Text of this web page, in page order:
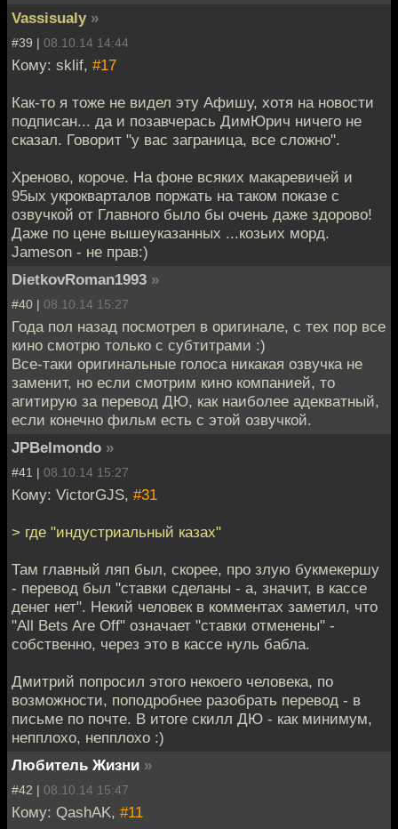
Vassisualy »
#39 | 08.10.14 14:44
Кому: sklif, #17
Как-то я тоже не видел эту Афишу, хотя на новости
подписан... да и позавчерась ДимЮрич ничего не
сказал. Говорит "у вас заграница, все сложно".
Хреново, короче. На фоне всяких макаревичей и
95ых укрокварталов поржать на таком показе с
озвучкой от Главного было бы очень даже здорово!
Даже по цене вышеуказанных ...козьих морд.
Jameson - не прав:)
DietkovRoman1993 »
#40 | 08.10.14 15:27
Года пол назад посмотрел в оригинале, с тех пор все
кино смотрю только с субтитрами :)
Все-таки оригинальные голоса никакая озвучка не
заменит, но если смотрим кино компанией, то
агитирую за перевод ДЮ, как наиболее адекватный,
если конечно фильм есть с этой озвучкой.
JPBelmondo »
#41 | 08.10.14 15:27
Кому: VictorGJS, #31
> где "индустриальный казах"
Там главный ляп был, скорее, про злую букмекершу
- перевод был "ставки сделаны - а, значит, в кассе
денег нет". Некий человек в комментах заметил, что
"All Bets Are Off" означает "ставки отменены" -
собственно, через это в кассе нуль бабла.
Дмитрий попросил этого некоего человека, по
возможности, поподробнее разобрать перевод - в
письме по почте. В итоге скилл ДЮ - как минимум,
непплохо, непплохо :)
Любитель Жизни »
#42 | 08.10.14 15:47
Кому: QashAK, #11